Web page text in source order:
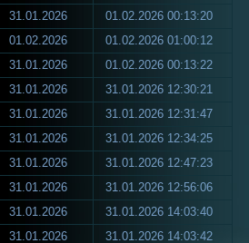
31.01.2026 01.02.2026 00:13:20
01.02.2026 01.02.2026 01:00:12
31.01.2026 01.02.2026 00:13:22
31.01.2026 31.01.2026 12:30:21
31.01.2026 31.01.2026 12:31:47
31.01.2026 31.01.2026 12:34:25
31.01.2026 31.01.2026 12:47:23
31.01.2026 31.01.2026 12:56:06
31.01.2026 31.01.2026 14:03:40
31.01.2026 31.01.2026 14:03:42